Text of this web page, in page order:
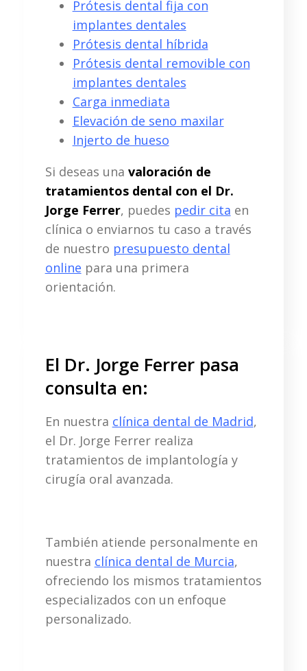
Prótesis dental fija con
implantes dentales
Prótesis dental híbrida
Prótesis dental removible con
implantes dentales
Carga inmediata
Elevación de seno maxilar
Injerto de hueso
Si deseas una valoración de
tratamientos dental con el Dr.
Jorge Ferrer, puedes pedir cita en
clínica o enviarnos tu caso a través
de nuestro presupuesto dental
online para una primera
orientación.
El Dr. Jorge Ferrer pasa
consulta en:
En nuestra clínica dental de Madrid,
el Dr. Jorge Ferrer realiza
tratamientos de implantología y
cirugía oral avanzada.
También atiende personalmente en
nuestra clínica dental de Murcia,
ofreciendo los mismos tratamientos
especializados con un enfoque
personalizado.